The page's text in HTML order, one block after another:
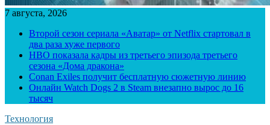
7 августа, 2026
Второй сезон сериала «Аватар» от Netflix стартовал в
два раза хуже первого
HBO показала кадры из третьего эпизода третьего
сезона «Дома дракона»
Conan Exiles получит бесплатную сюжетную линию
Онлайн Watch Dogs 2 в Steam внезапно вырос до 16
тысяч
Технология